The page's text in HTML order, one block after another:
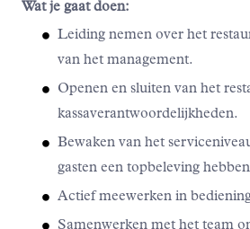
Wat je gaat doen:
Leiding nemen over het
van het management.
Openen en sluiten van het
kassaverantwoordelijkheden.
Bewaken van het
gasten een topbeleving
Actief meewerken in